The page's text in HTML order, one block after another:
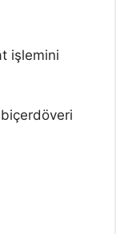
işlemini